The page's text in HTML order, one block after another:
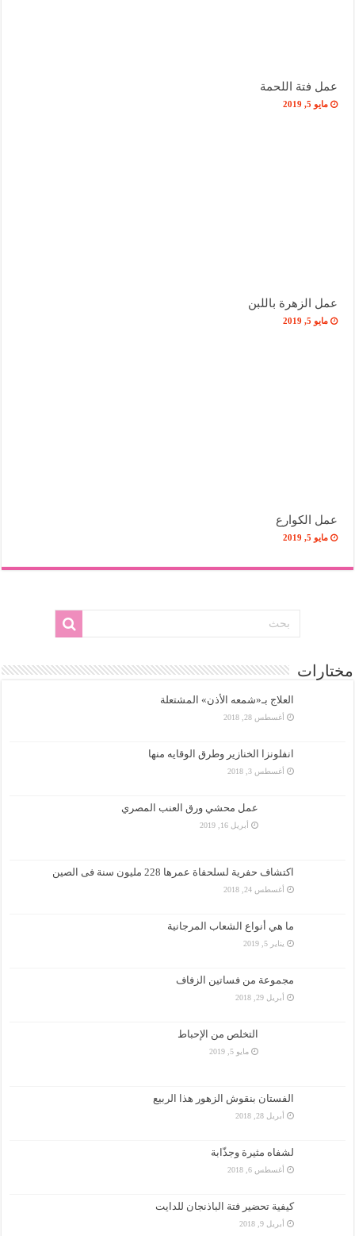
عمل فتة اللحمة
مايو 5, 2019
عمل الزهرة باللبن
مايو 5, 2019
عمل الكوارع
مايو 5, 2019
مختارات
العلاج بـ«شمعه الأذن» المشتعلة
أغسطس 28, 2018
انفلونزا الخنازير وطرق الوقايه منها
أغسطس 3, 2018
عمل محشي ورق العنب المصري
أبريل 16, 2019
اكتشاف حفرية لسلحفاة عمرها 228 مليون سنة فى الصين
أغسطس 24, 2018
ما هي أنواع الشعاب المرجانية
يناير 5, 2019
مجموعة من فساتين الزفاف
أبريل 29, 2018
التخلص من الإحباط
مايو 5, 2019
الفستان بنقوش الزهور هذا الربيع
أبريل 28, 2018
لشفاه مثيرة وجذّابة
أغسطس 6, 2018
كيفية تحضير فتة الباذنجان للدايت
أبريل 9, 2018